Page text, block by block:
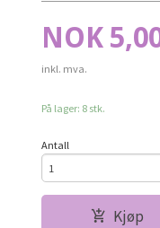
Pris
NOK
inkl. mva.
På lager: 8 stk.
Antall
Kjøp